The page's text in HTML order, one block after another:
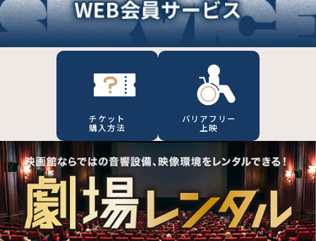
チケット
購入方法
バリアフリー
上映